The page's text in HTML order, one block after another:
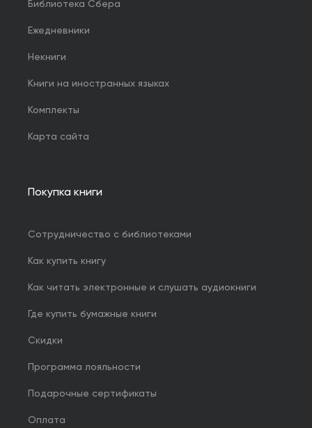
Библиотека Сбера
Ежедневники
Некниги
Книги на иностранных языках
Комплекты
Карта сайта
Покупка книги
Сотрудничество с библиотеками
Как купить книгу
Как читать электронные и слушать аудиокниги
Где купить бумажные книги
Скидки
Программа лояльности
Подарочные сертификаты
Оплата